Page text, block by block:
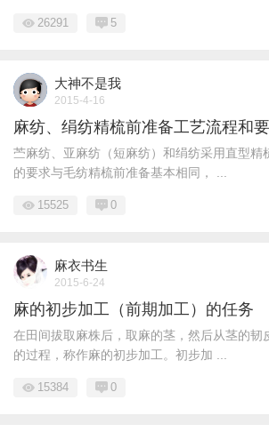
26291 5
大神不是我
2015-4-16
麻纺、绢纺精梳前准备工艺流程和
苎麻纺、亚麻纺（短麻纺）和绢纺采用直型精
的要求与毛纺精梳前准备基本相同， ...
15525 0
麻衣书生
2015-6-24
麻的初步加工（前期加工）的任务
在田间拔取麻株后，取麻的茎，然后从茎的韧
的过程，称作麻的初步加工。初步加 ...
15384 0